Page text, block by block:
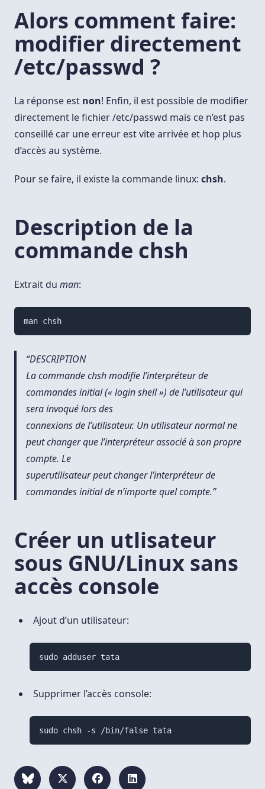
Alors comment faire:
modifier directement
/etc/passwd ?
La réponse est non! Enfin, il est possible de modifier
directement le fichier /etc/passwd mais ce n’est pas
conseillé car une erreur est vite arrivée et hop plus
d’accès au système.
Pour se faire, il existe la commande linux: chsh.
Description de la
commande chsh
Extrait du man:
man chsh
DESCRIPTION
La commande chsh modifie l’interpréteur de
commandes initial (« login shell ») de l’utilisateur qui
sera invoqué lors des
connexions de l’utilisateur. Un utilisateur normal ne
peut changer que l’interpréteur associé à son propre
compte. Le
superutilisateur peut changer l’interpréteur de
commandes initial de n’importe quel compte.
Créer un utlisateur
sous GNU/Linux sans
accès console
Ajout d’un utilisateur:
sudo adduser tata
Supprimer l’accès console:
sudo chsh -s /bin/false tata